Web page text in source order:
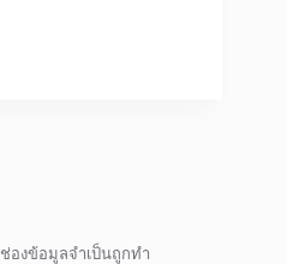
ช่องข้อมูลจำเป็นถูกทำ